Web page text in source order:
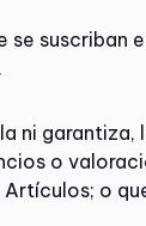
suscriban
ni garantiza,
o
o